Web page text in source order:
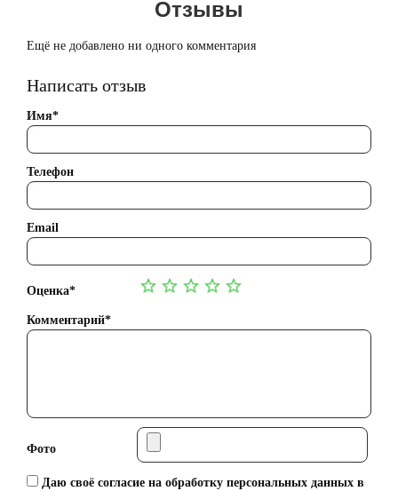
Отзывы
Ещё не добавлено ни одного комментария
Написать отзыв
Имя*
Телефон
Email
Оценка*
Комментарий*
Фото
Даю своё согласие на обработку персональных данных в